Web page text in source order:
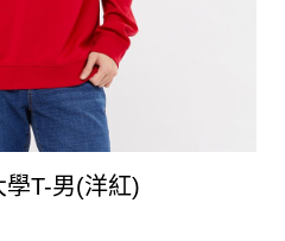
學T-男(洋紅)